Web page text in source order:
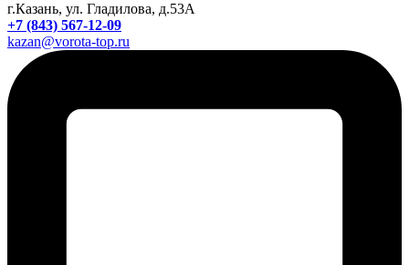
г.Казань, ул. Гладилова, д.53А
+7 (843) 567-12-09
kazan@vorota-top.ru